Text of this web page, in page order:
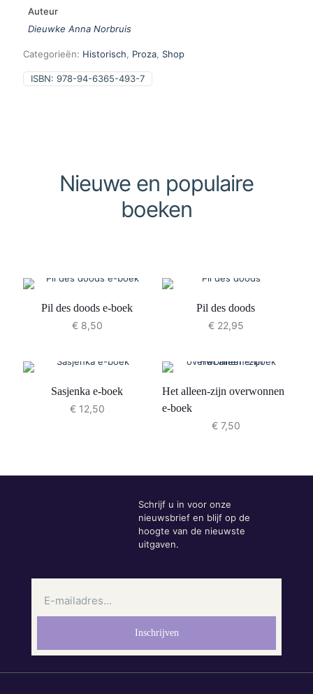
Auteur
Dieuwke Anna Norbruis
Categorieën: Historisch Proza Shop
ISBN: 978-94-6365-493-7
Nieuwe en populaire
boeken
Pil des doods e-boek
€8,50
Pil des doods
€22,95
Sasjenka e-boek
€12,50
Het alleen-zijn overwonnen
e-boek
€7,50
Schrijf u in voor onze
nieuwsbrief en blijf op de
hoogte van de nieuwste
uitgaven.